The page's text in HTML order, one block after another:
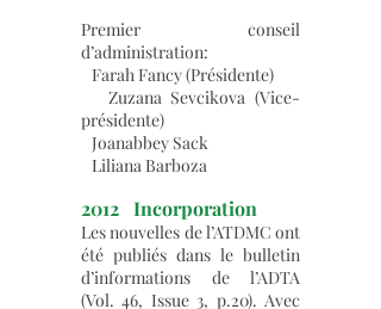
Premier conseil
d’administration:
Farah Fancy (Présidente)
Zuzana Sevcikova (Vice-
présidente)
Joanabbey Sack
Liliana Barboza
2012 Incorporation
Les nouvelles de l’ATDMC ont
été publiés dans le bulletin
d’informations de l’ADTA
(Vol. 46, Issue 3, p.20). Avec